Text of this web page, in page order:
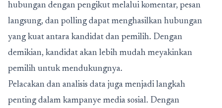
hubungan dengan pengikut melalui komentar, pesan
langsung, dan polling dapat menghasilkan hubungan
yang kuat antara kandidat dan pemilih. Dengan
demikian, kandidat akan lebih mudah meyakinkan
pemilih untuk mendukungnya.
Pelacakan dan analisis data juga menjadi langkah
penting dalam kampanye media sosial. Dengan